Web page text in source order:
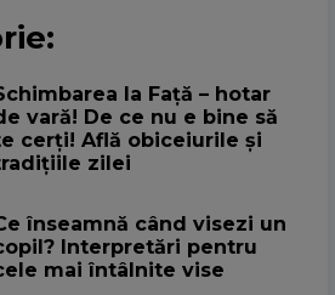
la Față – hotar
vară! De ce nu e bine să
cerți! Află obiceiurile și
zilei
înseamnă când visezi un
Interpretări pentru
mai întâlnite vise